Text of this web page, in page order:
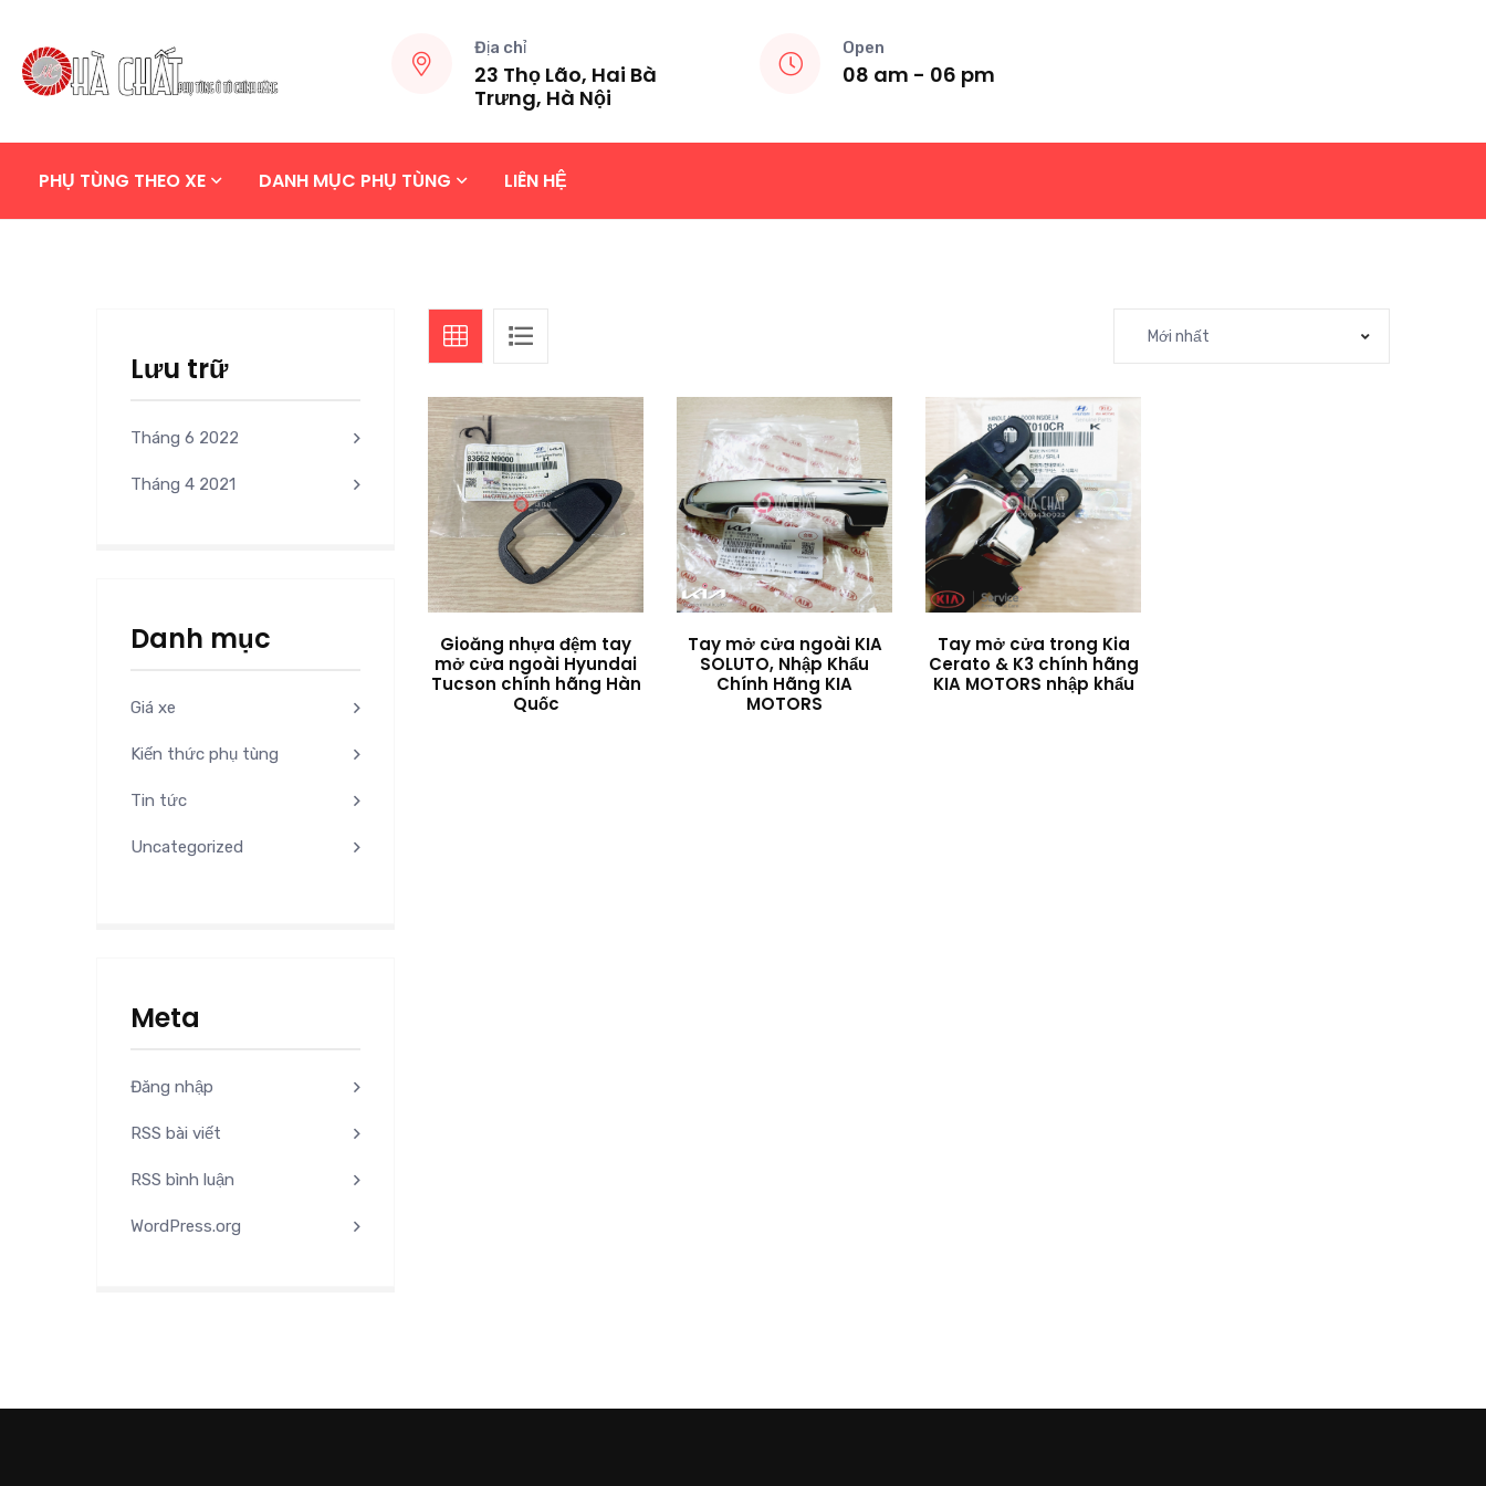
Địa chỉ
23 Thọ Lão, Hai Bà
Trưng, Hà Nội
Open
08 am - 06 pm
PHỤ TÙNG THEO XE DANH MỤC PHỤ TÙNG LIÊN HỆ
Lưu trữ
Tháng 6 2022
Tháng 4 2021
Danh mục
Giá xe
Kiến thức phụ tùng
Tin tức
Uncategorized
Meta
Đăng nhập
RSS bài viết
RSS bình luận
WordPress.org
Mới nhất
Gioăng nhựa đệm tay
mở cửa ngoài Hyundai
Tucson chính hãng Hàn
Quốc
Tay mở cửa ngoài KIA
SOLUTO, Nhập Khẩu
Chính Hãng KIA
MOTORS
Tay mở cửa trong Kia
Cerato & K3 chính hãng
KIA MOTORS nhập khẩu